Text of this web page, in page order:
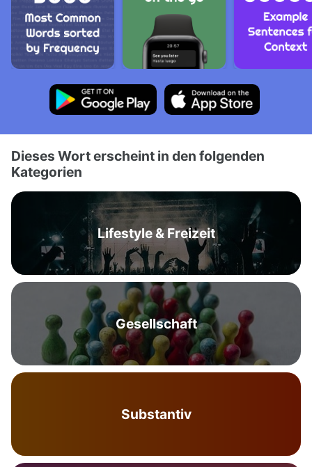
Dieses Wort erscheint in den folgenden
Kategorien
Lifestyle & Freizeit
Gesellschaft
Substantiv